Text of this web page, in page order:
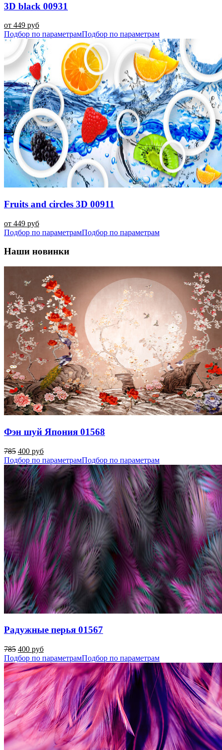
3D black 00931
от 449 руб
Подбор по параметрамПодбор по параметрам
Fruits and circles 3D 00911
от 449 руб
Подбор по параметрамПодбор по параметрам
Наши новинки
Фэн шуй Япония 01568
785 400 руб
Подбор по параметрамПодбор по параметрам
Радужные перья 01567
785 400 руб
Подбор по параметрамПодбор по параметрам